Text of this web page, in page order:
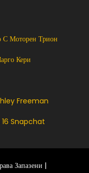
С Моторен Трион
Кери
Freeman
16 Snapchat
Запазени |